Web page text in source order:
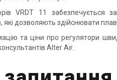
VRDT 11
які дозволяють здійснювати
та ціни про регулятори
Alter Air.